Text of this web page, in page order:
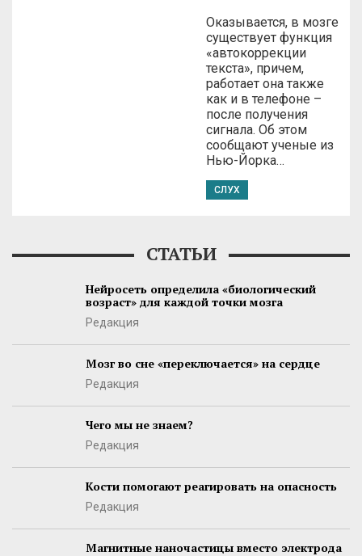
Оказывается, в мозге
существует функция
«автокоррекции
текста», причем,
работает она также
как и в телефоне –
после получения
сигнала. Об этом
сообщают ученые из
Нью-Йорка…
СЛУХ
СТАТЬИ
Нейросеть определила «биологический
возраст» для каждой точки мозга
Редакция
Мозг во сне «переключается» на сердце
Редакция
Чего мы не знаем?
Редакция
Кости помогают реагировать на опасность
Редакция
Магнитные наночастицы вместо электрода